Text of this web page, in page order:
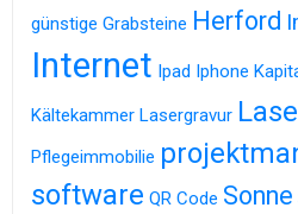
günstige Grabsteine Herford
Internet Ipad Iphone
Kältekammer Lasergravur
Pflegeimmobilie
software QR Code Sonne